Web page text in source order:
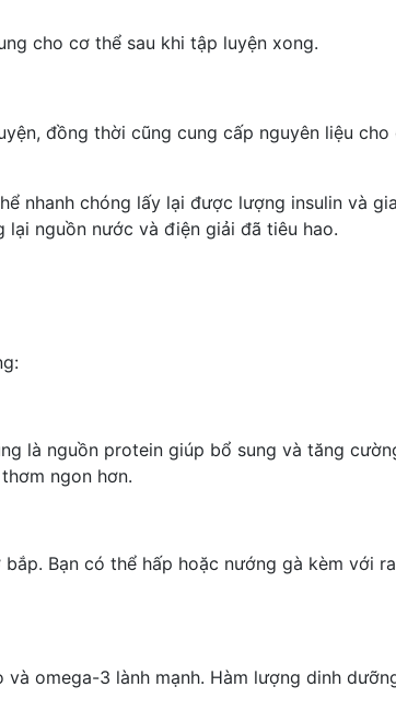
cho cơ thể sau khi tập luyện xong.
đồng thời cũng cung cấp nguyên liệu
nhanh chóng lấy lại được lượng insulin và
nguồn nước và điện giải đã tiêu hao.
là nguồn protein giúp bổ sung và tăng
ngon hơn.
Bạn có thể hấp hoặc nướng gà kèm với
omega-3 lành mạnh. Hàm lượng dinh